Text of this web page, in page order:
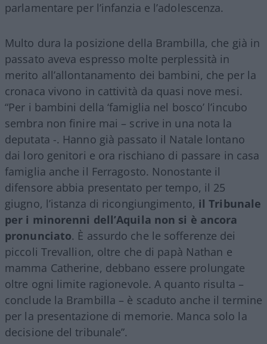
parlamentare per l’infanzia e l’adolescenza.
Multo dura la posizione della Brambilla, che già in
passato aveva espresso molte perplessità in
merito all’allontanamento dei bambini, che per la
cronaca vivono in cattività da quasi nove mesi.
“Per i bambini della ‘famiglia nel bosco’ l’incubo
sembra non finire mai – scrive in una nota la
deputata -. Hanno già passato il Natale lontano
dai loro genitori e ora rischiano di passare in casa
famiglia anche il Ferragosto. Nonostante il
difensore abbia presentato per tempo, il 25
giugno, l’istanza di ricongiungimento, il Tribunale
per i minorenni dell’Aquila non si è ancora
pronunciato. È assurdo che le sofferenze dei
piccoli Trevallion, oltre che di papà Nathan e
mamma Catherine, debbano essere prolungate
oltre ogni limite ragionevole. A quanto risulta –
conclude la Brambilla – è scaduto anche il termine
per la presentazione di memorie. Manca solo la
decisione del tribunale”.